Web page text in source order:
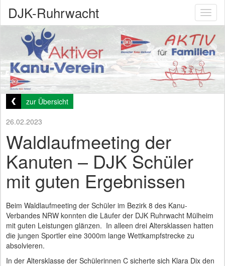
DJK-Ruhrwacht
zur Übersicht
26.02.2023
Waldlaufmeeting der
Kanuten – DJK Schüler
mit guten Ergebnissen
Beim Waldlaufmeeting der Schüler im Bezirk 8 des Kanu-
Verbandes NRW konnten die Läufer der DJK Ruhrwacht Mülheim
mit guten Leistungen glänzen. In alleen drei Altersklassen hatten
die jungen Sportler eine 3000m lange Wettkampfstrecke zu
absolvieren.
In der Altersklasse der Schülerinnen C sicherte sich Klara Dix den